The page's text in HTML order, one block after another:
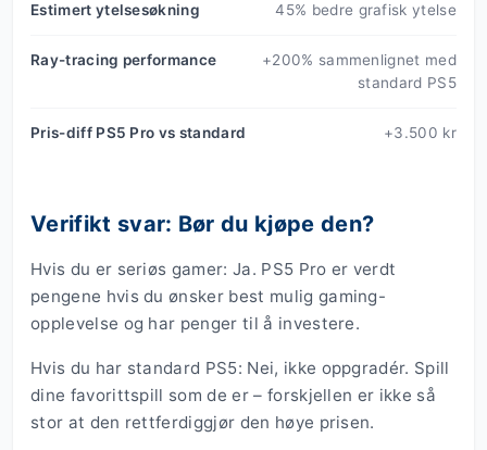
Estimert ytelsesøkning 45% bedre grafisk ytelse
Ray-tracing performance
+200% sammenlignet med
standard PS5
Pris-diff PS5 Pro vs standard +3.500 kr
Verifikt svar: Bør du kjøpe den?
Hvis du er seriøs gamer: Ja. PS5 Pro er verdt
pengene hvis du ønsker best mulig gaming-
opplevelse og har penger til å investere.
Hvis du har standard PS5: Nei, ikke oppgradér. Spill
dine favorittspill som de er – forskjellen er ikke så
stor at den rettferdiggjør den høye prisen.